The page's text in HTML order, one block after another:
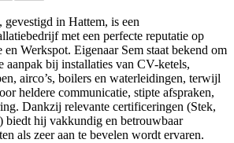
in Hattem, is een
met een perfecte reputatie op
Werkspot. Eigenaar Sem staat bekend om
aanpak bij installaties van CV-ketels,
airco’s, boilers en waterleidingen, terwijl
heldere communicatie, stipte afspraken,
Dankzij relevante certificeringen (Stek,
biedt hij vakkundig en betrouwbaar
als zeer aan te bevelen wordt ervaren.